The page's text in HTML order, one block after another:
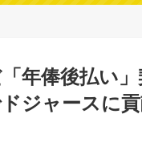
年俸後払い
ジャースに